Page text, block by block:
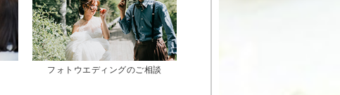
フォトウエディングのご相談